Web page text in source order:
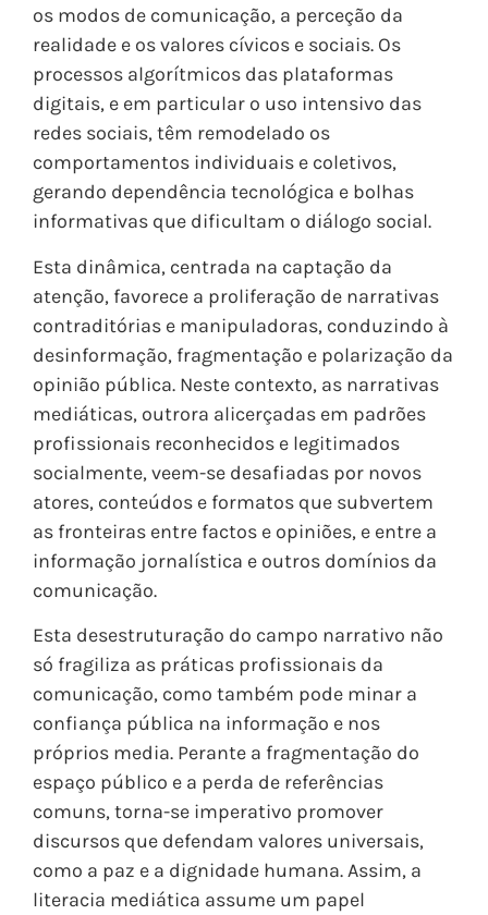
os modos de comunicação, a perceção da
realidade e os valores cívicos e sociais. Os
processos algorítmicos das plataformas
digitais, e em particular o uso intensivo das
redes sociais, têm remodelado os
comportamentos individuais e coletivos,
gerando dependência tecnológica e bolhas
informativas que dificultam o diálogo social.
Esta dinâmica, centrada na captação da
atenção, favorece a proliferação de narrativas
contraditórias e manipuladoras, conduzindo à
desinformação, fragmentação e polarização da
opinião pública. Neste contexto, as narrativas
mediáticas, outrora alicerçadas em padrões
profissionais reconhecidos e legitimados
socialmente, veem-se desafiadas por novos
atores, conteúdos e formatos que subvertem
as fronteiras entre factos e opiniões, e entre a
informação jornalística e outros domínios da
comunicação.
Esta desestruturação do campo narrativo não
só fragiliza as práticas profissionais da
comunicação, como também pode minar a
confiança pública na informação e nos
próprios media. Perante a fragmentação do
espaço público e a perda de referências
comuns, torna-se imperativo promover
discursos que defendam valores universais,
como a paz e a dignidade humana. Assim, a
literacia mediática assume um papel